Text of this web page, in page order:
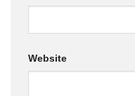
Website